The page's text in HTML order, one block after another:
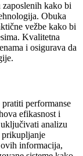
zaposlenih kako bi
Obuka
vežbe kako bi
Kvalitetna
i osigurava da
performanse
efikasnost i
analizu
prikupljanje
informacija,